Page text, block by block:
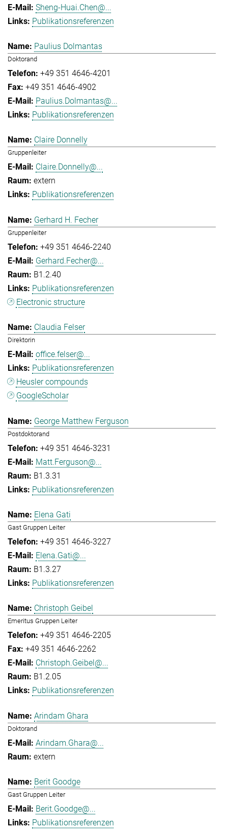
Sheng-Huai.Chen@...
Publikationsreferenzen
Paulius Dolmantas
Doktorand
+49 351 4646-4201
+49 351 4646-4902
Paulius.Dolmantas@...
Publikationsreferenzen
Claire Donnelly
Gruppenleiter
Claire.Donnelly@...
extern
Publikationsreferenzen
Gerhard H. Fecher
Gruppenleiter
+49 351 4646-2240
Gerhard.Fecher@...
B1.2.40
Publikationsreferenzen
Electronic structure
Claudia Felser
Direktorin
office.felser@...
Publikationsreferenzen
Heusler compounds
GoogleScholar
George Matthew Ferguson
Postdoktorand
+49 351 4646-3231
Matt.Ferguson@...
B1.3.31
Publikationsreferenzen
Elena Gati
Gast Gruppen Leiter
+49 351 4646-3227
Elena.Gati@...
B1.3.27
Publikationsreferenzen
Christoph Geibel
Emeritus Gruppen Leiter
+49 351 4646-2205
+49 351 4646-2262
Christoph.Geibel@...
B1.2.05
Publikationsreferenzen
Arindam Ghara
Doktorand
Arindam.Ghara@...
extern
Berit Goodge
Gast Gruppen Leiter
Berit.Goodge@...
Publikationsreferenzen